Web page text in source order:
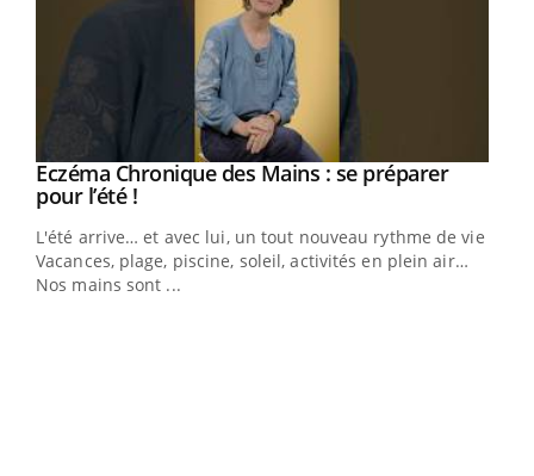
Youtube
Eczéma Chronique des Mains : se préparer
pour l’été !Youtube
L'été arrive… et avec lui, un tout nouveau rythme de vie !
Vacances, plage, piscine, soleil, activités en plein air…
Nos mains sont ...